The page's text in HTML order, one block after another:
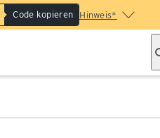
Code kopieren Hinweis*